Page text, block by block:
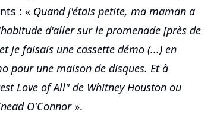
: « Quand j'étais petite, ma maman a
d'aller sur le promenade [près de
je faisais une cassette démo (...) en
pour une maison de disques. Et à
Love of All" de Whitney Houston ou
O'Connor».